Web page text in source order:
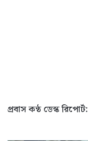
প্রবাস কন্ঠ ডেস্ক রিপোর্ট: